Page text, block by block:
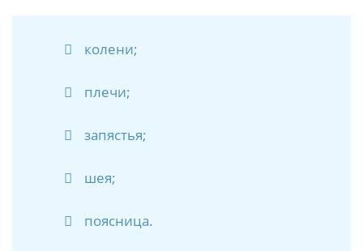
колени;
плечи;
запястья;
шея;
поясница.